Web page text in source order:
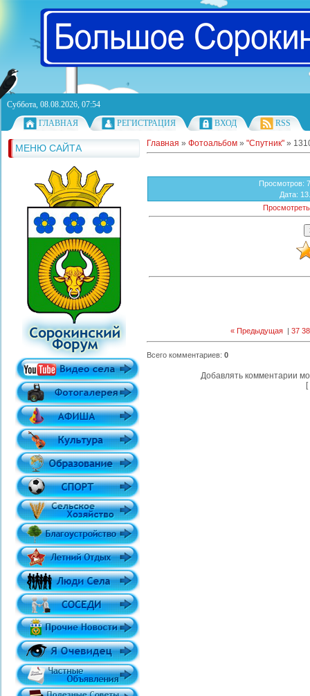
Суббота, 08.08.2026, 07:54
ГЛАВНАЯ
РЕГИСТРАЦИЯ ВХОД RSS
МЕНЮ САЙТА Главная » Фотоальбом » "Спутник" »
Просмотров:
Дата:
« Предыдущая | 37 38
Всего комментариев: 0
Добавлять комментарии
[